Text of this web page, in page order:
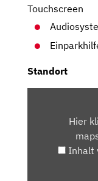
Touchscreen
Standort
Hier
Inhalt